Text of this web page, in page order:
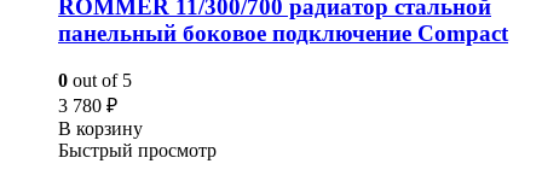
ROMMER 11/300/700 радиатор стальной
панельный боковое подключение Compact
0 out of 5
3 780 ₽
В корзину
Быстрый просмотр